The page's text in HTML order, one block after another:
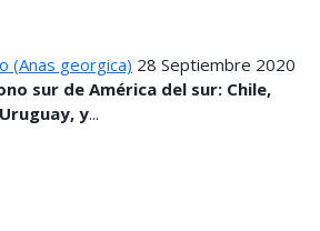
(Anas georgica) 28 Septiembre 2020
sur de América del sur: Chile,
y...